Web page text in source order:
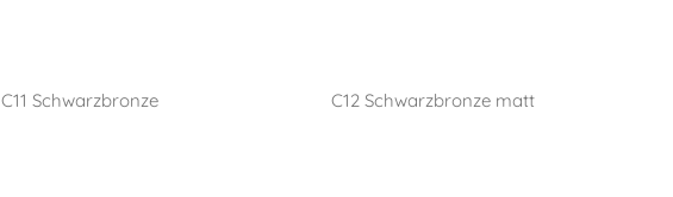
C11 Schwarzbronze C12 Schwarzbronze matt